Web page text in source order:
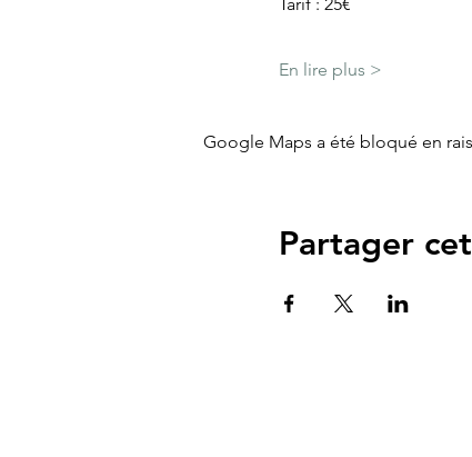
En lire plus >
Google Maps a été bloqué en
Partager